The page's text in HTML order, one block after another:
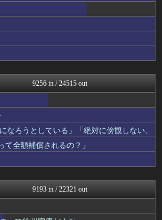
VTuberNews
アイドル・女子アナ★吟じま...
常識的に考えた
ウマ娘うまぴょい速報
9256 in / 24515 out
なろうとしている」「絶対に傍観しない、
全額補償されるの？」
9193 in / 22321 out